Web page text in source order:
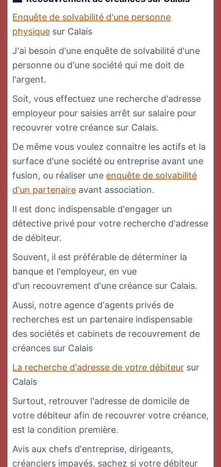
Enquête de solvabilité d'une personne
physique sur Calais
J'ai besoin d'une enquête de solvabilité d'une
personne ou d'une société qui me doit de
l'argent.
Soit, vous effectuez une recherche d'adresse
employeur pour saisies arrêt sur salaire pour
recouvrer votre créance sur Calais.
De même vous voulez connaitre les actifs et la
surface d'une société ou entreprise avant une
fusion, ou réaliser une enquête de solvabilité
d'un partenaire avant association.
Il est donc indispensable d'engager un
détective privé pour votre recherche d'adresse
de débiteur.
Souvent, il est préférable de déterminer la
banque et l'employeur, en vue
d'un recouvrement d'une créance sur Calais.
Aussi, notre agence d'agents privés de
recherches est un partenaire indispensable
des sociétés et cabinets de recouvrement de
créances sur Calais
La recherche d'adresse de votre débiteur sur
Calais
Surtout, retrouver l'adresse de domicile de
votre débiteur afin de recouvrer votre créance,
est la condition première.
Avis aux chefs d'entreprise, dirigeants,
créanciers impayés, sachez si votre débiteur